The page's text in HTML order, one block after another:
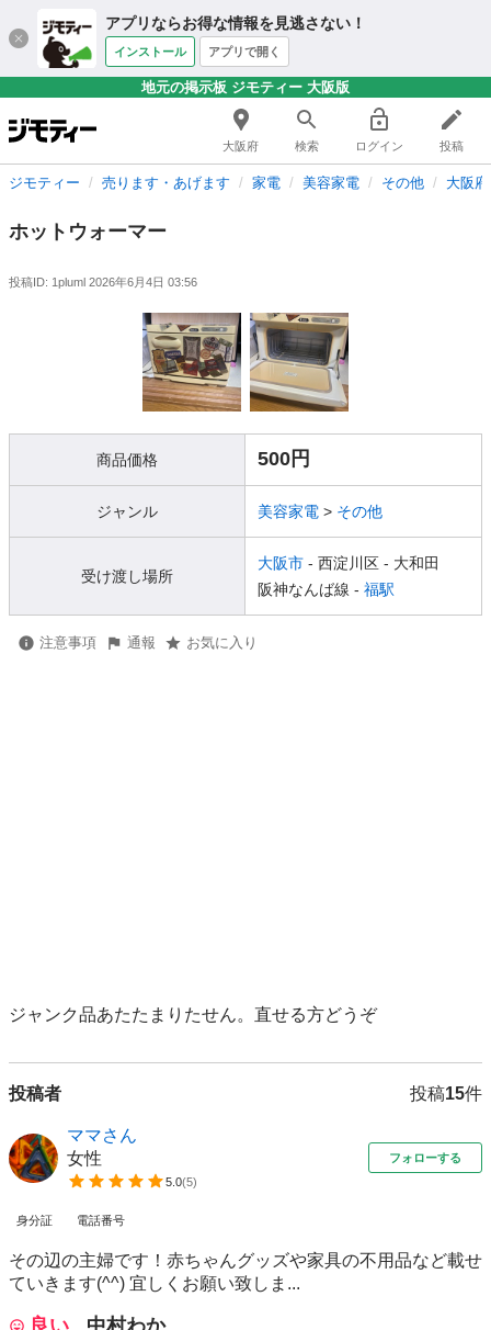
アプリならお得な情報を見逃さない！
インストール アプリで開く
地元の掲示板 ジモティー 大阪版
大阪府 検索 ログイン 投稿
ジモティー 売ります・あげます 家電 美容家電 その他 大阪
ホットウォーマー
投稿ID: 1pluml 2026年6月4日 03:56
商品価格 500円
ジャンル 美容家電 > その他
受け渡し場所
大阪市 - 西淀川区 - 大和田
阪神なんば線 - 福駅
注意事項 通報 お気に入り
ジャンク品あたたまりたせん。直せる方どうぞ
投稿者 投稿15件
ママさん
女性
5.0(5)
フォローする
身分証 電話番号
その辺の主婦です！赤ちゃんグッズや家具の不用品など載せ
ていきます(^^) 宜しくお願い致しま...
良い
中村わか